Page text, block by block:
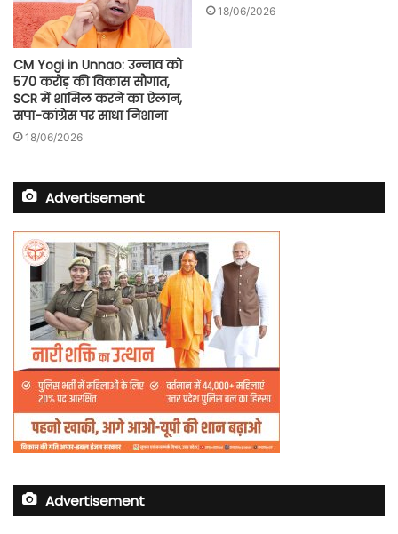
CM Yogi in Unnao: उन्नाव को
570 करोड़ की विकास सौगात,
SCR में शामिल करने का ऐलान,
सपा-कांग्रेस पर साधा निशाना
18/06/2026
18/06/2026
Advertisement
Advertisement